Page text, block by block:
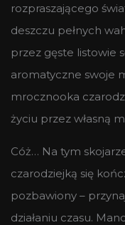
rozpraszającego
deszczu pełnych
przez gęste listowie
aromatyczne swoje
mrocznooka
życiu przez własną
Cóż… Na tym
czarodziejką się
pozbawiony –
działaniu czasu.